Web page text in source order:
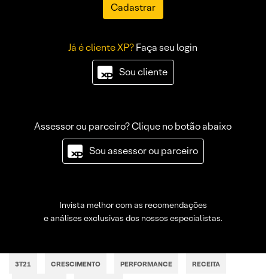
Cadastrar
Já é cliente XP?Faça seu login
Sou cliente
Assessor ou parceiro? Clique no botão abaixo
Sou assessor ou parceiro
Invista melhor com as recomendações
e análises exclusivas dos nossos especialistas.
3T21 CRESCIMENTO PERFORMANCE RECEITA